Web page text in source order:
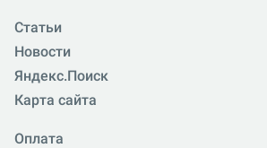
Статьи
Новости
Яндекс.Поиск
Карта сайта
Оплата